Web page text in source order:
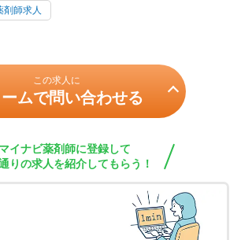
剤師求人
この求人に
ムで問い合わせる
マイナビ薬剤師に登録して
りの求人を紹介してもらう！